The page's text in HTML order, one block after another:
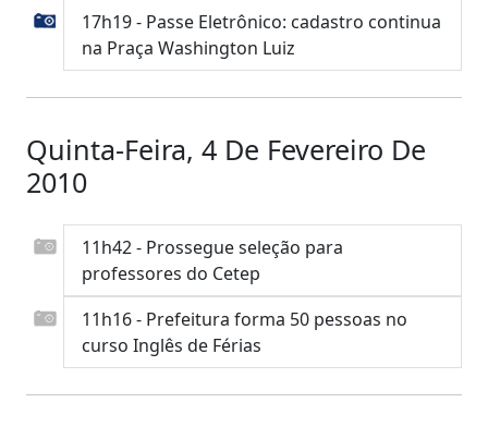
17h19 - Passe Eletrônico: cadastro continua
na Praça Washington Luiz
Quinta-Feira, 4 De Fevereiro De
2010
11h42 - Prossegue seleção para
professores do Cetep
11h16 - Prefeitura forma 50 pessoas no
curso Inglês de Férias